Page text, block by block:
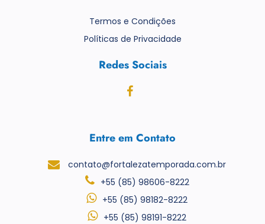
Termos e Condições
Políticas de Privacidade
Redes Sociais
Entre em Contato
contato@fortalezatemporada.com.br
+55 (85) 98606-8222
+55 (85) 98182-8222
+55 (85) 98191-8222